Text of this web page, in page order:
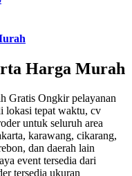
Harga Murah
Gratis Ongkir pelayanan
lokasi tepat waktu, cv
untuk seluruh area
karawang, cikarang,
dan daerah lain
event tersedia dari
tersedia ukuran